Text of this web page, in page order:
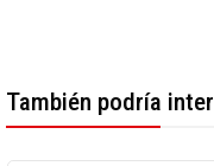
También podría